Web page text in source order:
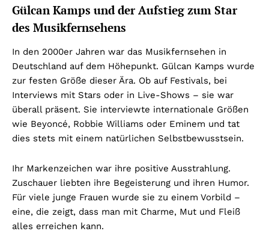
Gülcan Kamps und der Aufstieg zum Star
des Musikfernsehens
In den 2000er Jahren war das Musikfernsehen in
Deutschland auf dem Höhepunkt. Gülcan Kamps wurde
zur festen Größe dieser Ära. Ob auf Festivals, bei
Interviews mit Stars oder in Live-Shows – sie war
überall präsent. Sie interviewte internationale Größen
wie Beyoncé, Robbie Williams oder Eminem und tat
dies stets mit einem natürlichen Selbstbewusstsein.
Ihr Markenzeichen war ihre positive Ausstrahlung.
Zuschauer liebten ihre Begeisterung und ihren Humor.
Für viele junge Frauen wurde sie zu einem Vorbild –
eine, die zeigt, dass man mit Charme, Mut und Fleiß
alles erreichen kann.